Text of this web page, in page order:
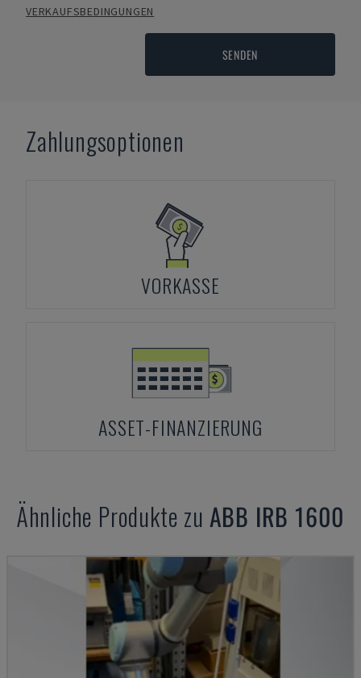
VERKAUFSBEDINGUNGEN
SENDEN
Zahlungsoptionen
VORKASSE
ASSET-FINANZIERUNG
Ähnliche Produkte zu ABB IRB 1600